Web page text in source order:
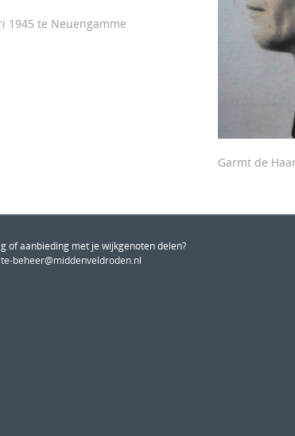
Garmt de
1945 te Neuengamme
of aanbieding met je wijkgenoten delen?
beheer@middenveldroden.nl